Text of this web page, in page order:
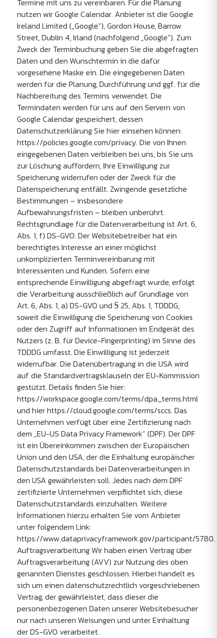
Termine mit uns zu vereinbaren. Für die Planung
nutzen wir Google Calendar. Anbieter ist die Google
Ireland Limited („Google“), Gordon House, Barrow
Street, Dublin 4, Irland (nachfolgend „Google“). Zum
Zweck der Terminbuchung geben Sie die abgefragten
Daten und den Wunschtermin in die dafür
vorgesehene Maske ein. Die eingegebenen Daten
werden für die Planung, Durchführung und ggf. für die
Nachbereitung des Termins verwendet. Die
Termindaten werden für uns auf den Servern von
Google Calendar gespeichert, dessen
Datenschutzerklärung Sie hier einsehen können:
https://policies.google.com/privacy. Die von Ihnen
eingegebenen Daten verbleiben bei uns, bis Sie uns
zur Löschung auffordern, Ihre Einwilligung zur
Speicherung widerrufen oder der Zweck für die
Datenspeicherung entfällt. Zwingende gesetzliche
Bestimmungen – insbesondere
Aufbewahrungsfristen – bleiben unberührt.
Rechtsgrundlage für die Datenverarbeitung ist Art. 6,
Abs. 1, f) DS-GVO. Der Websitebetreiber hat ein
berechtigtes Interesse an einer möglichst
unkomplizierten Terminvereinbarung mit
Interessenten und Kunden. Sofern eine
entsprechende Einwilligung abgefragt wurde, erfolgt
die Verarbeitung ausschließlich auf Grundlage von
Art. 6, Abs. 1, a) DS-GVO und § 25, Abs. 1, TDDDG,
soweit die Einwilligung die Speicherung von Cookies
oder den Zugriff auf Informationen im Endgerät des
Nutzers (z. B. für Device-Fingerprinting) im Sinne des
TDDDG umfasst. Die Einwilligung ist jederzeit
widerrufbar. Die Datenübertragung in die USA wird
auf die Standardvertragsklauseln der EU-Kommission
gestützt. Details finden Sie hier:
https://workspace.google.com/terms/dpa_terms.html
und hier https://cloud.google.com/terms/sccs. Das
Unternehmen verfügt über eine Zertifizierung nach
dem „EU-US Data Privacy Framework“ (DPF). Der DPF
ist ein Übereinkommen zwischen der Europäischen
Union und den USA, der die Einhaltung europäischer
Datenschutzstandards bei Datenverarbeitungen in
den USA gewährleisten soll. Jedes nach dem DPF
zertifizierte Unternehmen verpflichtet sich, diese
Datenschutzstandards einzuhalten. Weitere
Informationen hierzu erhalten Sie vom Anbieter
unter folgendem Link:
https://www.dataprivacyframework.gov/participant/5780.
Auftragsverarbeitung Wir haben einen Vertrag über
Auftragsverarbeitung (AVV) zur Nutzung des oben
genannten Dienstes geschlossen. Hierbei handelt es
sich um einen datenschutzrechtlich vorgeschriebenen
Vertrag, der gewährleistet, dass dieser die
personenbezogenen Daten unserer Websitebesucher
nur nach unseren Weisungen und unter Einhaltung
der DS-GVO verarbeitet.